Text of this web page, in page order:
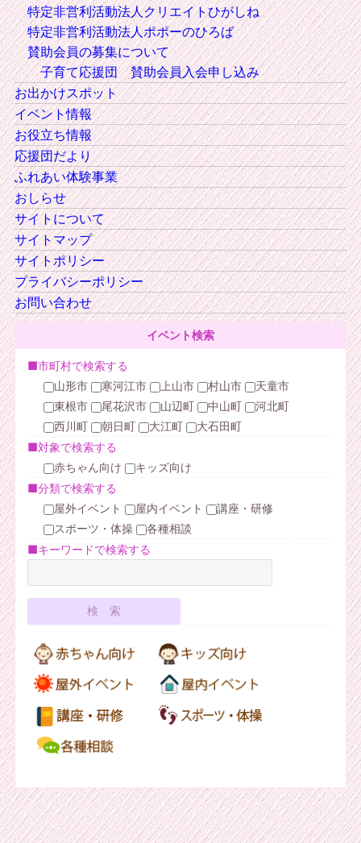
特定非営利活動法人クリエイトひがしね
特定非営利活動法人ポポーのひろば
賛助会員の募集について
子育て応援団 賛助会員入会申し込み
お出かけスポット
イベント情報
お役立ち情報
応援団だより
ふれあい体験事業
おしらせ
サイトについて
サイトマップ
サイトポリシー
プライバシーポリシー
お問い合わせ
イベント検索
■市町村で検索する
山形市
寒河江市 上山市 村山市
天童市
東根市
尾花沢市 山辺町 中山町
河北町
西川町
朝日町 大江町
大石田町
■対象で検索する
赤ちゃん向け
キッズ向け
■分類で検索する
屋外イベント
屋内イベント
講座・研修
スポーツ・体操
各種相談
■キーワードで検索する